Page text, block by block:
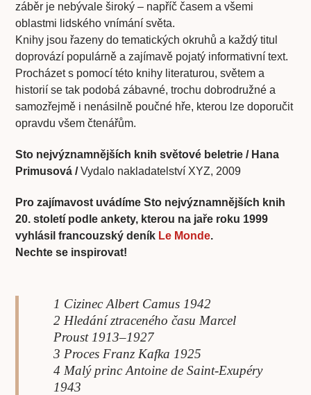
záběr je nebývale široký – napříč časem a všemi
oblastmi lidského vnímání světa.
Knihy jsou řazeny do tematických okruhů a každý titul
doprovází populárně a zajímavě pojatý informativní text.
Procházet s pomocí této knihy literaturou, světem a
historií se tak podobá zábavné, trochu dobrodružné a
samozřejmě i nenásilně poučné hře, kterou lze doporučit
opravdu všem čtenářům.
Sto nejvýznamnějších knih světové beletrie / Hana
Primusová /Vydalo nakladatelství XYZ, 2009
Pro zajímavost uvádíme Sto nejvýznamnějších knih
20. století podle ankety, kterou na jaře roku 1999
vyhlásil francouzský deník Le Monde.
Nechte se inspirovat!
1 Cizinec Albert Camus 1942
2 Hledání ztraceného času Marcel
Proust 1913–1927
3 Proces Franz Kafka 1925
4 Malý princ Antoine de Saint-Exupéry
1943